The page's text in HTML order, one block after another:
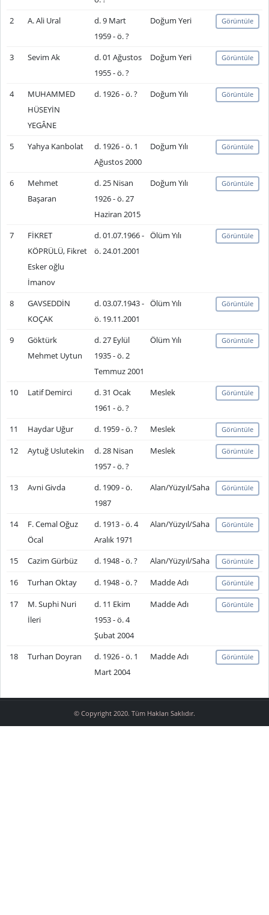
2
A. Ali Ural
d. 9 Mart
1959 - ö. ?
Doğum Yeri Görüntüle
3 Sevim Ak
d. 01 Ağustos
1955 - ö. ?
Doğum Yeri Görüntüle
4
MUHAMMED
HÜSEYİN
YEGÂNE
d. 1926 - ö. ? Doğum Yılı Görüntüle
5 Yahya Kanbolat
d. 1926 - ö. 1
Ağustos 2000
Doğum Yılı Görüntüle
6
Mehmet
Başaran
d. 25 Nisan
1926 - ö. 27
Haziran 2015
Doğum Yılı Görüntüle
7
FİKRET
KÖPRÜLÜ, Fikret
Esker oğlu
İmanov
d. 01.07.1966 -
ö. 24.01.2001
Ölüm Yılı Görüntüle
8
GAVSEDDİN
KOÇAK
d. 03.07.1943 -
ö. 19.11.2001
Ölüm Yılı Görüntüle
9
Göktürk
Mehmet Uytun
d. 27 Eylül
1935 - ö. 2
Temmuz 2001
Ölüm Yılı Görüntüle
10 Latif Demirci
d. 31 Ocak
1961 - ö. ?
Meslek Görüntüle
11 Haydar Uğur d. 1959 - ö. ? Meslek Görüntüle
12 Aytuğ Uslutekin
d. 28 Nisan
1957 - ö. ?
Meslek Görüntüle
13 Avni Givda
d. 1909 - ö.
1987
Alan/Yüzyıl/Saha Görüntüle
14
F. Cemal Oğuz
Öcal
d. 1913 - ö. 4
Aralık 1971
Alan/Yüzyıl/Saha Görüntüle
15 Cazim Gürbüz d. 1948 - ö. ? Alan/Yüzyıl/Saha Görüntüle
16 Turhan Oktay d. 1948 - ö. ? Madde Adı Görüntüle
17
M. Suphi Nuri
İleri
d. 11 Ekim
1953 - ö. 4
Şubat 2004
Madde Adı Görüntüle
18 Turhan Doyran
d. 1926 - ö. 1
Mart 2004
Madde Adı Görüntüle
© Copyright 2020. Tüm Hakları Saklıdır.